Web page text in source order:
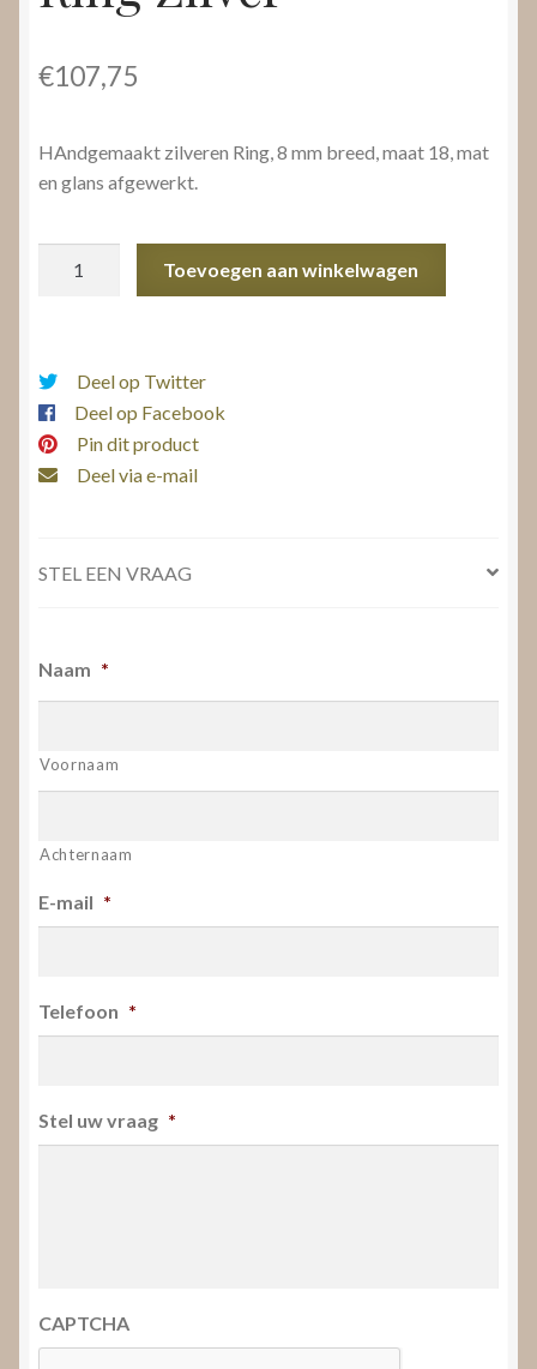
€107,75
HAndgemaakt zilveren Ring, 8 mm breed, maat 18, mat
en glans afgewerkt.
Toevoegen aan winkelwagen
Deel op Twitter
Deel op Facebook
Pin dit product
Deel via e-mail
STEL EEN VRAAG
Naam *
Voornaam
Achternaam
E-mail *
Telefoon *
Stel uw vraag *
CAPTCHA